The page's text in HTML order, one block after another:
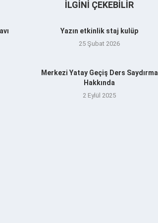
İLGINI ÇEKEBILIR
Yazın etkinlik staj kulüp
25 Şubat 2026
Merkezi Yatay Geçiş Ders Saydırma
Hakkında
2 Eylül 2025